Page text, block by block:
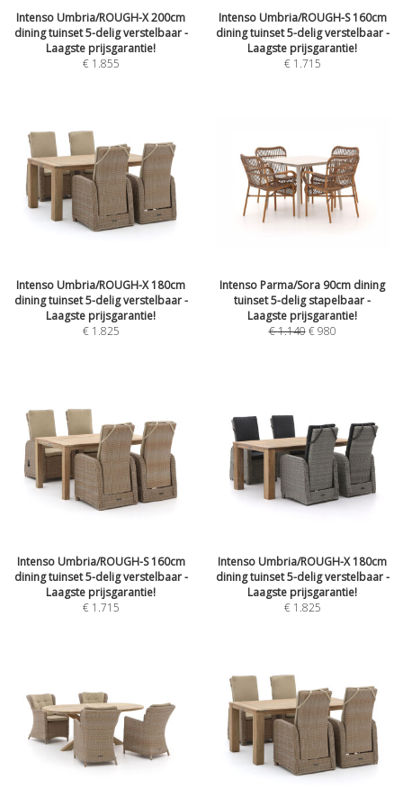
Intenso Umbria/ROUGH-X 200cm
dining tuinset 5-delig verstelbaar -
Laagste prijsgarantie!
€ 1.855
Intenso Umbria/ROUGH-S 160cm
dining tuinset 5-delig verstelbaar -
Laagste prijsgarantie!
€ 1.715
Intenso Umbria/ROUGH-X 180cm
dining tuinset 5-delig verstelbaar -
Laagste prijsgarantie!
€ 1.825
Intenso Parma/Sora 90cm dining
tuinset 5-delig stapelbaar -
Laagste prijsgarantie!
€1.140 €980
Intenso Umbria/ROUGH-S 160cm
dining tuinset 5-delig verstelbaar -
Laagste prijsgarantie!
€ 1.715
Intenso Umbria/ROUGH-X 180cm
dining tuinset 5-delig verstelbaar -
Laagste prijsgarantie!
€ 1.825